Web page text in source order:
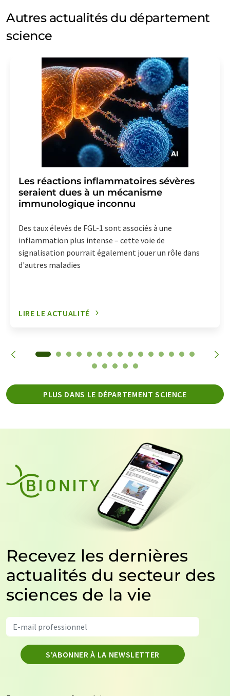
Autres actualités du département
science
Les réactions inflammatoires sévères
seraient dues à un mécanisme
immunologique inconnu
Des taux élevés de FGL-1 sont associés à une
inflammation plus intense – cette voie de
signalisation pourrait également jouer un rôle dans
d'autres maladies
LIRE LE ACTUALITÉ
PLUS DANS LE DÉPARTEMENT SCIENCE
Recevez les dernières
actualités du secteur des
sciences de la vie
S'ABONNER À LA NEWSLETTER